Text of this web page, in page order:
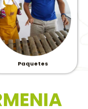
Paquetes